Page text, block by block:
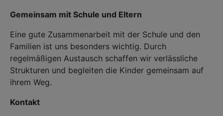
Gemeinsam mit Schule und Eltern
Eine gute Zusammenarbeit mit der Schule und den
Familien ist uns besonders wichtig. Durch
regelmäßigen Austausch schaffen wir verlässliche
Strukturen und begleiten die Kinder gemeinsam auf
ihrem Weg.
Kontakt